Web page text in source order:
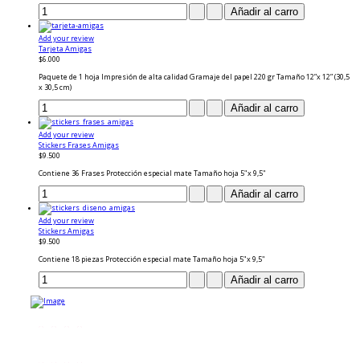
Add your review
Tarjeta Amigas
$6.000
Paquete de 1 hoja Impresión de alta calidad Gramaje del papel 220 gr Tamaño 12”x 12” (30,5
x 30,5 cm)
Add your review
Stickers Frases Amigas
$9.500
Contiene 36 Frases Protección especial mate Tamaño hoja 5"x 9,5"
Add your review
Stickers Amigas
$9.500
Contiene 18 piezas Protección especial mate Tamaño hoja 5"x 9,5"